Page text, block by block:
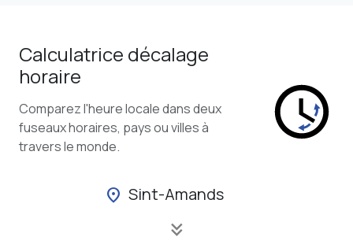
Calculatrice décalage
horaire
Comparez l'heure locale dans deux
fuseaux horaires, pays ou villes à
travers le monde.
location_on Sint-Amands
keyboard_double_arrow_down